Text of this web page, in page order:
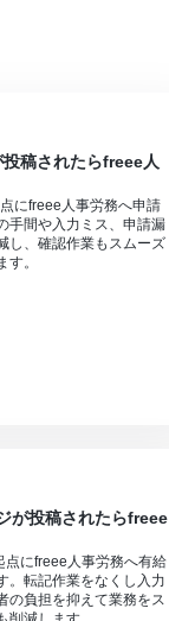
稿されたらfreee人
にfreee人事労務へ申請
手間や入力ミス、申請漏
し、確認作業もスムーズ
。
が投稿されたらfreee
にfreee人事労務へ有給
。転記作業をなくし入力
の負担を抑えて業務をス